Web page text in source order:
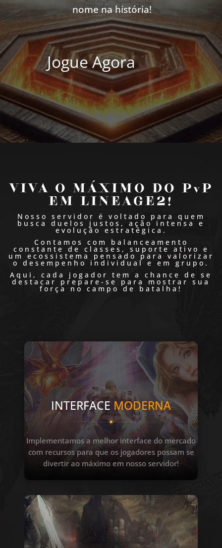
nome na história!
Jogue Agora
VIVA O MÁXIMO DO PvP
EM LINEAGE2!
Nosso servidor é voltado para quem
busca duelos justos, ação intensa e
evolução estratégica.
Contamos com balanceamento
constante de classes, suporte ativo e
um ecossistema pensado para valorizar
o desempenho individual e em grupo.
Aqui, cada jogador tem a chance de se
destacar prepare-se para mostrar sua
força no campo de batalha!
INTERFACE MODERNA
Implementamos a melhor interface do mercado
com recursos para que os jogadores possam se
divertir ao máximo em nosso servidor!